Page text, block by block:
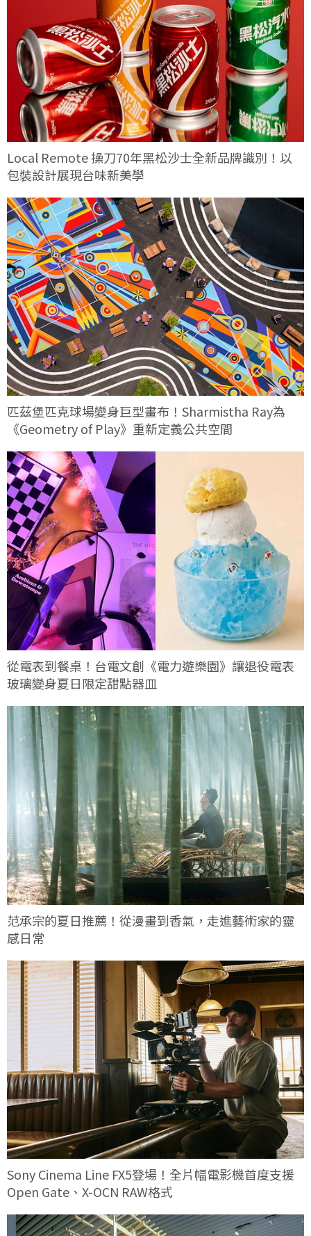
Local Remote 操刀70年黑松沙士全新品牌識別！以
包裝設計展現台味新美學
匹茲堡匹克球場變身巨型畫布！Sharmistha Ray為
《Geometry of Play》重新定義公共空間
從電表到餐桌！台電文創《電力遊樂園》讓退役電表
玻璃變身夏日限定甜點器皿
范承宗的夏日推薦！從漫畫到香氣，走進藝術家的靈
感日常
Sony Cinema Line FX5登場！全片幅電影機首度支援
Open Gate、X-OCN RAW格式